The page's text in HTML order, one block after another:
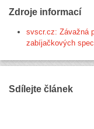
Zdroje informací
svscr.cz: Závažná
zabíjačkových
Sdílejte článek